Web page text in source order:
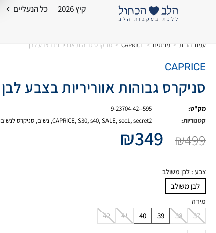
קיץ 2026 כל הנעליים
עמוד הבית > מותגים >
CAPRICE
> סניקרס גבוהות אווריריות בצבע לבן
CAPRICE
סניקרס גבוהות אווריריות בצבע לבן
מק"ט:
9-23704-42--595
קטגוריות:
CAPRICE,S30,s40,SALE,sec1,secret2
, נשים, סניקרס לנשים
₪499
₪349
צבע : לבן משולב
לבן משולב
מידה
37
38
39
40
41
42